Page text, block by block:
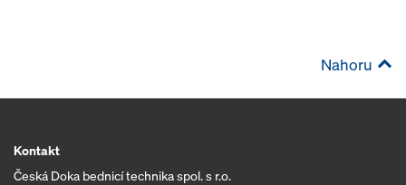
Nahoru
Kontakt
Česká Doka bednicí technika spol. s r.o.